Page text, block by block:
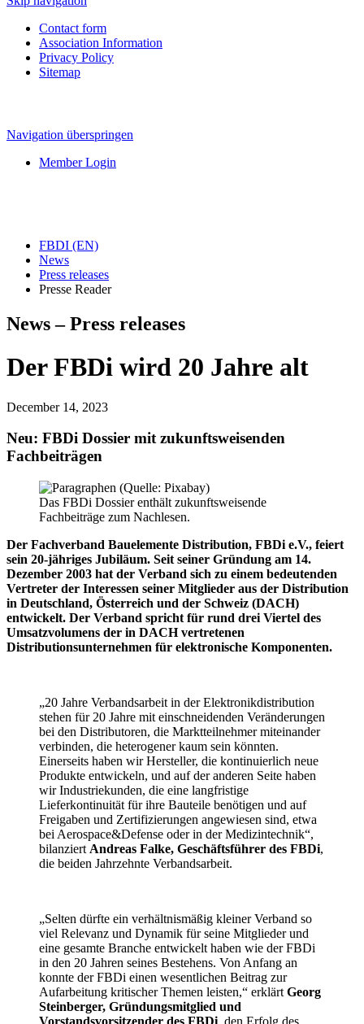
Contact form
Association Information
Privacy Policy
Sitemap
Navigation überspringen
Member Login
FBDI (EN)
News
Press releases
Presse Reader
News – Press releases
Der FBDi wird 20 Jahre alt
December 14, 2023
Neu: FBDi Dossier mit zukunftsweisenden
Fachbeiträgen
Das FBDi Dossier enthält zukunftsweisende
Fachbeiträge zum Nachlesen.
Der Fachverband Bauelemente Distribution, FBDi e.V., feiert
sein 20-jähriges Jubiläum. Seit seiner Gründung am 14.
Dezember 2003 hat der Verband sich zu einem bedeutenden
Vertreter der Interessen seiner Mitglieder aus der Distribution
in Deutschland, Österreich und der Schweiz (DACH)
entwickelt. Der Verband spricht für rund drei Viertel des
Umsatzvolumens der in DACH vertretenen
Distributionsunternehmen für elektronische Komponenten.
„20 Jahre Verbandsarbeit in der Elektronikdistribution
stehen für 20 Jahre mit einschneidenden Veränderungen
bei den Distributoren, die Marktteilnehmer miteinander
verbinden, die heterogener kaum sein könnten.
Einerseits haben wir Hersteller, die kontinuierlich neue
Produkte entwickeln, und auf der anderen Seite haben
wir Industriekunden, die eine langfristige
Lieferkontinuität für ihre Bauteile benötigen und auf
Freigaben und Zertifizierungen angewiesen sind, etwa
bei Aerospace&Defense oder in der Medizintechnik“,
bilanziert Andreas Falke, Geschäftsführer des FBDi,
die beiden Jahrzehnte Verbandsarbeit.
„Selten dürfte ein verhältnismäßig kleiner Verband so
viel Relevanz und Dynamik für seine Mitglieder und
eine gesamte Branche entwickelt haben wie der FBDi
in den 20 Jahren seines Bestehens. Von Anfang an
konnte der FBDi einen wesentlichen Beitrag zur
Aufarbeitung kritischer Themen leisten,“ erklärt Georg
Steinberger, Gründungsmitglied und
Vorstandsvorsitzender des FBDi , den Erfolg des